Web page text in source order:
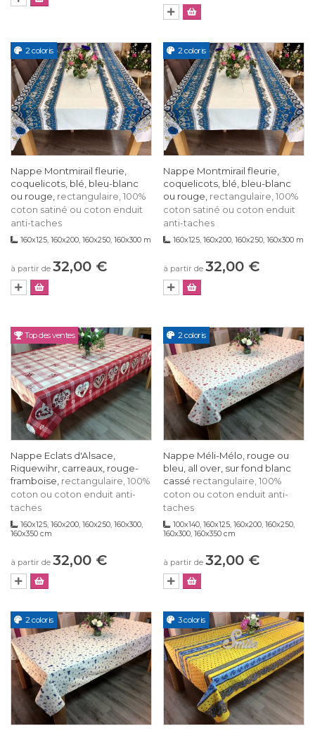
2 coloris
Nappe Montmirail fleurie,
coquelicots, blé, bleu-blanc
ou rouge, rectangulaire, 100%
coton satiné ou coton enduit
anti-taches
160x125, 160x200, 160x250, 160x300 m
à partir de 32,00 €
2 coloris
Nappe Montmirail fleurie,
coquelicots, blé, bleu-blanc
ou rouge, rectangulaire, 100%
coton satiné ou coton enduit
anti-taches
160x125, 160x200, 160x250, 160x300 m
à partir de 32,00 €
Top des ventes
Nappe Eclats d'Alsace,
Riquewihr, carreaux, rouge-
framboise, rectangulaire, 100%
coton ou coton enduit anti-
taches
160x125, 160x200, 160x250, 160x300,
160x350 cm
à partir de 32,00 €
2 coloris
Nappe Méli-Mélo, rouge ou
bleu, all over, sur fond blanc
cassé rectangulaire, 100%
coton ou coton enduit anti-
taches
100x140, 160x125, 160x200, 160x250,
160x300, 160x350 cm
à partir de 32,00 €
2 coloris 3 coloris